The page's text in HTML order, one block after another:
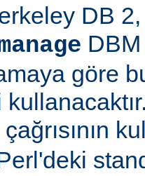
DB
göre
çağrısının